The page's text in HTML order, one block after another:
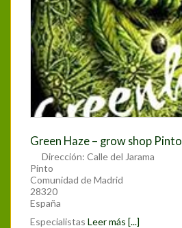
Green Haze – grow shop Pinto
Dirección:Calle del Jarama
Pinto
Comunidad de Madrid
28320
España
Especialistas Leer más [...]